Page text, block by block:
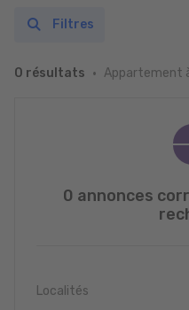
0 résultats Appartement
Filtres
0 annonces
Localités